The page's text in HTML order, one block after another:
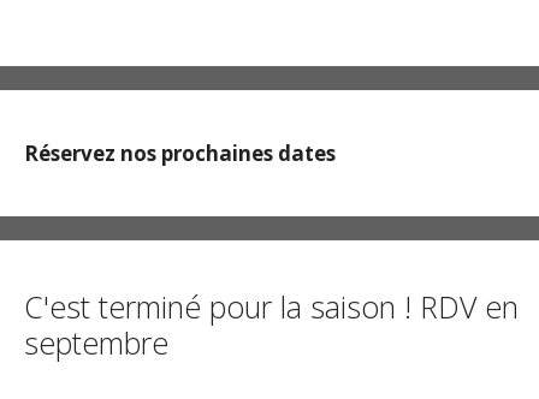
Réservez nos prochaines dates
C'est terminé pour la saison ! RDV en
septembre